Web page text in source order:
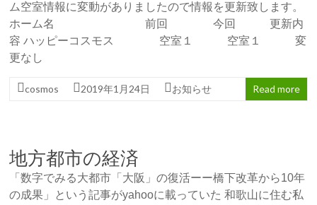
ム空室情報に変動がありましたので情報を更新致します。
ホーム名 前回 今回 更新内
容 ハッピーコスモス 空室１ 空室１ 変
更なし
cosmos 2019年1月24日 お知らせ Read more
地方都市の経済
「数字でみる大都市「大阪」の復活ーー橋下改革から10年
の成果」という記事がyahooに載っていた 和歌山に住む私